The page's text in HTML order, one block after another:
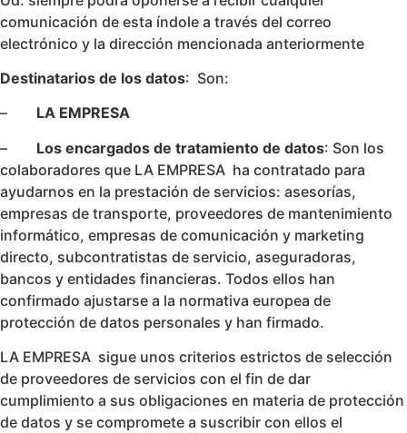
comunicación de esta índole a través del correo
electrónico y la dirección mencionada anteriormente
Destinatarios de los datos: Son:
– LA EMPRESA
– Los encargados de tratamiento de datos: Son los
colaboradores que LA EMPRESA ha contratado para
ayudarnos en la prestación de servicios: asesorías,
empresas de transporte, proveedores de mantenimiento
informático, empresas de comunicación y marketing
directo, subcontratistas de servicio, aseguradoras,
bancos y entidades financieras. Todos ellos han
confirmado ajustarse a la normativa europea de
protección de datos personales y han firmado.
LA EMPRESA sigue unos criterios estrictos de selección
de proveedores de servicios con el fin de dar
cumplimiento a sus obligaciones en materia de protección
de datos y se compromete a suscribir con ellos el